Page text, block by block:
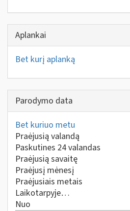
Aplankai
Bet kurį aplanką
Parodymo data
Bet kuriuo metu
Praėjusią valandą
Paskutines 24 valandas
Praėjusią savaitę
Praėjusį mėnesį
Praėjusiais metais
Laikotarpyje…
Nuo